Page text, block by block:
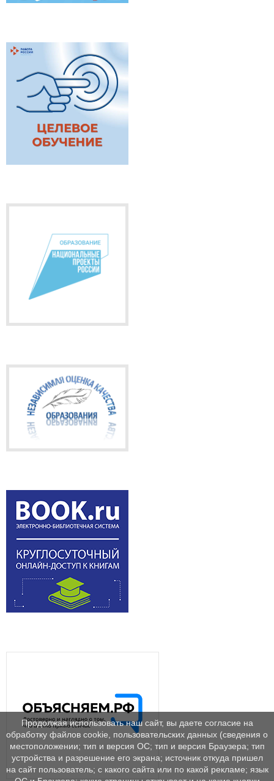
Продолжая использовать наш сайт, вы даете согласие на
обработку файлов cookie, пользовательских данных (сведения о
местоположении; тип и версия ОС; тип и версия Браузера; тип
устройства и разрешение его экрана; источник откуда пришел
на сайт пользователь; с какого сайта или по какой рекламе; язык